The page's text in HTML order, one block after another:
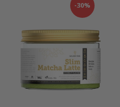
-30%